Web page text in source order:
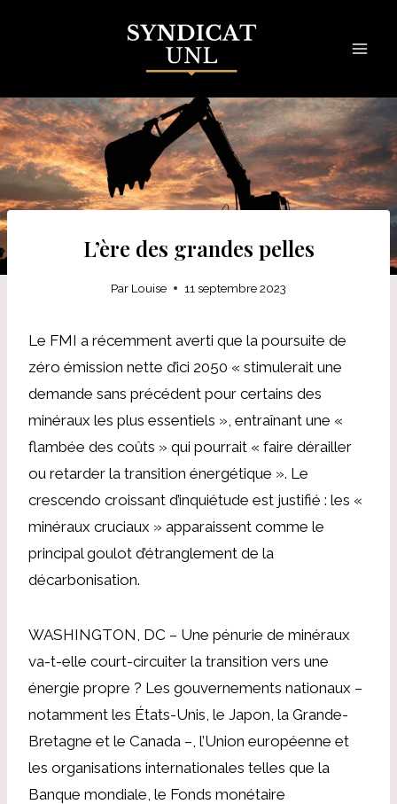
L’ère des grandes pelles
Par Louise 11 septembre 2023
Le FMI a récemment averti que la poursuite de
zéro émission nette d’ici 2050 « stimulerait une
demande sans précédent pour certains des
minéraux les plus essentiels », entraînant une «
flambée des coûts » qui pourrait « faire dérailler
ou retarder la transition énergétique ». Le
crescendo croissant d’inquiétude est justifié : les «
minéraux cruciaux » apparaissent comme le
principal goulot d’étranglement de la
décarbonisation.
WASHINGTON, DC – Une pénurie de minéraux
va-t-elle court-circuiter la transition vers une
énergie propre ? Les gouvernements nationaux –
notamment les États-Unis, le Japon, la Grande-
Bretagne et le Canada –, l’Union européenne et
les organisations internationales telles que la
Banque mondiale, le Fonds monétaire